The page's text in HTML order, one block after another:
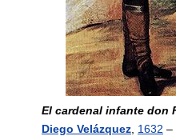
El cardenal infante don
Diego Velázquez 1632 –